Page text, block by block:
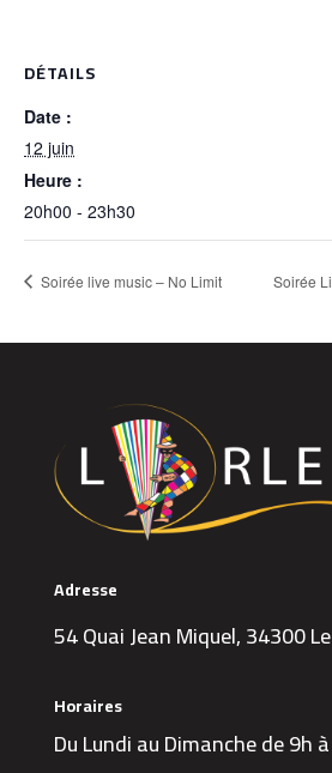
DÉTAILS
Date :
12 juin
Heure :
20h00 - 23h30
Soirée live music – No Limit Soirée
Adresse
54 Quai Jean Miquel, 34300
Horaires
Du Lundi au Dimanche de 9h